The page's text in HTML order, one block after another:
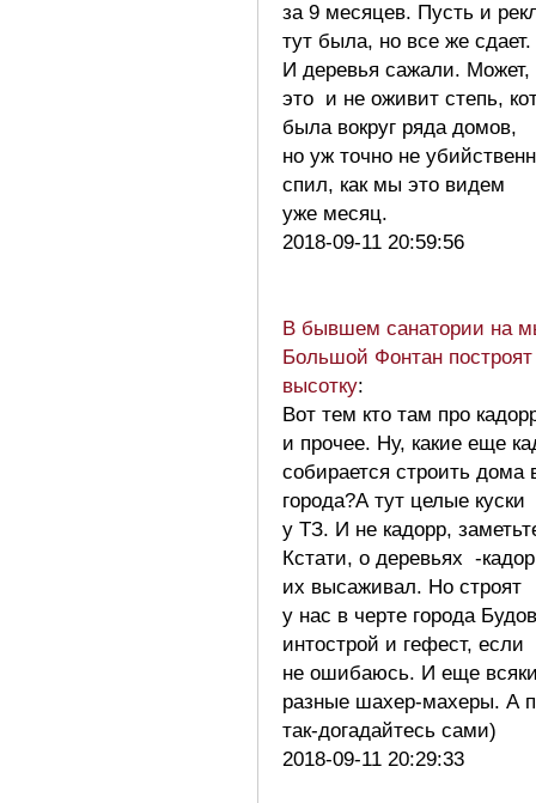
за 9 месяцев. Пусть и
тут была, но все же сдает.
И деревья сажали. Может,
это и не оживит степь,
была вокруг ряда домов,
но уж точно не
спил, как мы это видем
уже месяц.
2018-09-11 20:59:56
В бывшем санатории на
Большой Фонтан построят
высотку:
Вот тем кто там про
и прочее. Ну, какие еще
собирается строить дома
города?А тут целые куски
у ТЗ. И не кадорр,
Кстати, о деревьях -
их высаживал. Но строят
у нас в черте города
интострой и гефест, если
не ошибаюсь. И еще
разные шахер-махеры. А
так-догадайтесь сами)
2018-09-11 20:29:33